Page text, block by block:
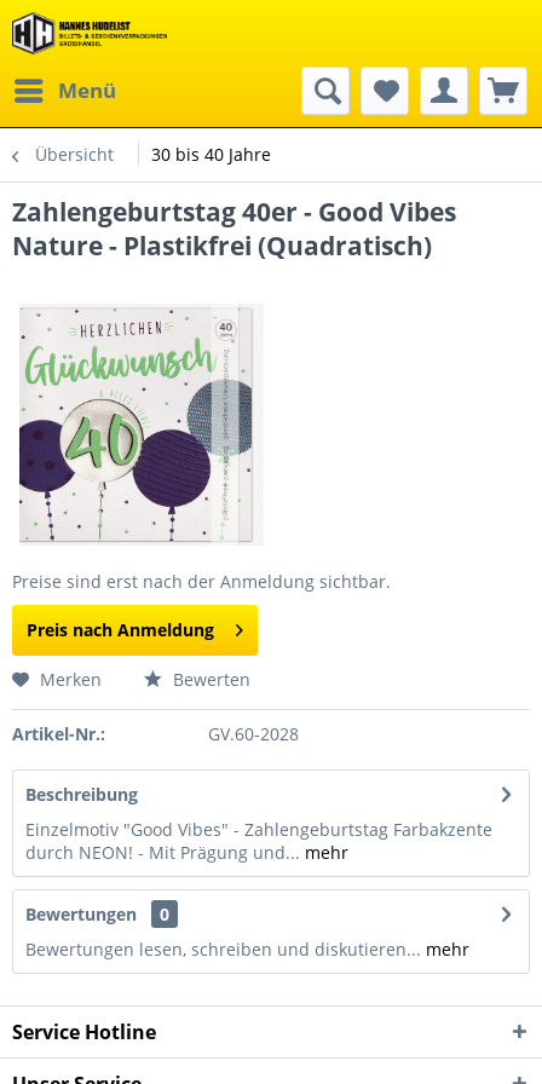
Menü
Übersicht 30 bis 40 Jahre
Zahlengeburtstag 40er - Good Vibes
Nature - Plastikfrei (Quadratisch)
Preise sind erst nach der Anmeldung sichtbar.
Preis nach Anmeldung
Merken Bewerten
Artikel-Nr.: GV.60-2028
Beschreibung
Einzelmotiv "Good Vibes" - Zahlengeburtstag Farbakzente
durch NEON! - Mit Prägung und... mehr
Bewertungen
0
Bewertungen lesen, schreiben und diskutieren... mehr
Service Hotline